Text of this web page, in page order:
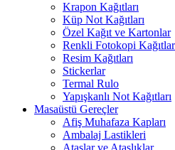
Krapon Kağıtları
Küp Not Kağıtları
Özel Kağıt ve Kartonlar
Renkli Fotokopi
Resim Kağıtları
Stickerlar
Termal Rulo
Yapışkanlı Not Kağıtları
Masaüstü Gereçler
Afiş Muhafaza Kapları
Ambalaj Lastikleri
Ataşlar ve Ataşlıklar